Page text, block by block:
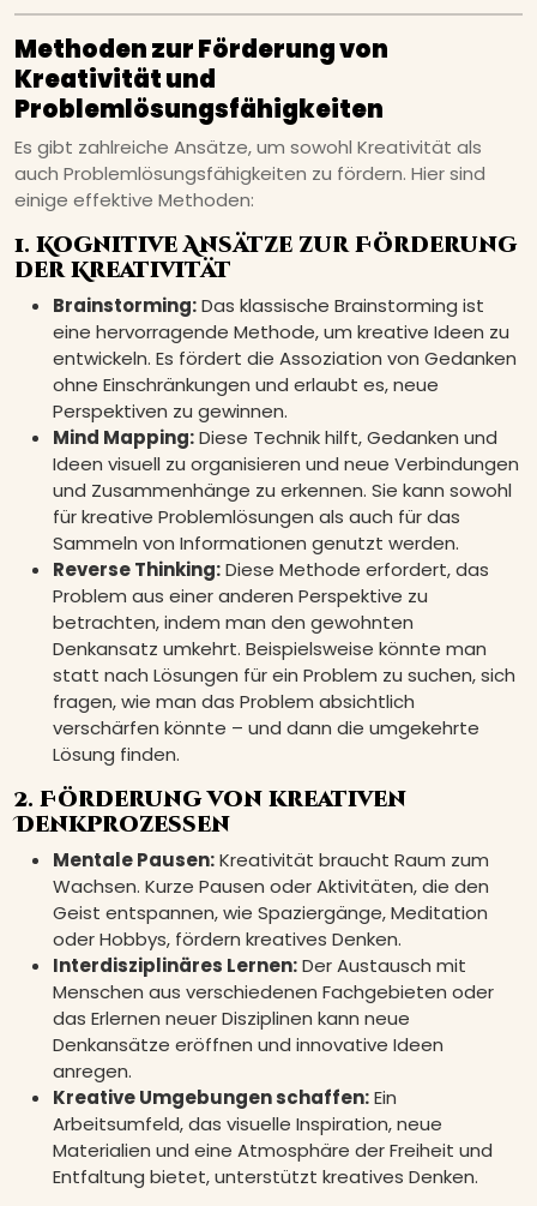
Methoden zur Förderung von
Kreativität und
Problemlösungsfähigkeiten
Es gibt zahlreiche Ansätze, um sowohl Kreativität als
auch Problemlösungsfähigkeiten zu fördern. Hier sind
einige effektive Methoden:
1. Kognitive Ansätze zur Förderung
der Kreativität
Brainstorming:Das klassische Brainstorming ist
eine hervorragende Methode, um kreative Ideen zu
entwickeln. Es fördert die Assoziation von Gedanken
ohne Einschränkungen und erlaubt es, neue
Perspektiven zu gewinnen.
Mind Mapping:Diese Technik hilft, Gedanken und
Ideen visuell zu organisieren und neue Verbindungen
und Zusammenhänge zu erkennen. Sie kann sowohl
für kreative Problemlösungen als auch für das
Sammeln von Informationen genutzt werden.
Reverse Thinking:Diese Methode erfordert, das
Problem aus einer anderen Perspektive zu
betrachten, indem man den gewohnten
Denkansatz umkehrt. Beispielsweise könnte man
statt nach Lösungen für ein Problem zu suchen, sich
fragen, wie man das Problem absichtlich
verschärfen könnte – und dann die umgekehrte
Lösung finden.
2. Förderung von kreativen
Denkprozessen
Mentale Pausen:Kreativität braucht Raum zum
Wachsen. Kurze Pausen oder Aktivitäten, die den
Geist entspannen, wie Spaziergänge, Meditation
oder Hobbys, fördern kreatives Denken.
Interdisziplinäres Lernen:Der Austausch mit
Menschen aus verschiedenen Fachgebieten oder
das Erlernen neuer Disziplinen kann neue
Denkansätze eröffnen und innovative Ideen
anregen.
Kreative Umgebungen schaffen:Ein
Arbeitsumfeld, das visuelle Inspiration, neue
Materialien und eine Atmosphäre der Freiheit und
Entfaltung bietet, unterstützt kreatives Denken.